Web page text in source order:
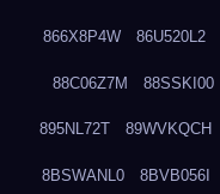
866X8P4W 86U520L2
88C06Z7M 88SSKI00
895NL72T 89WVKQCH
8BSWANL0 8BVB056I